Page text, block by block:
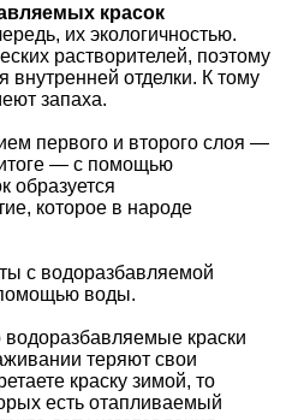
красок
их экологичностью.
растворителей, поэтому
внутренней отделки. К тому
запаха.
первого и второго слоя —
— с помощью
образуется
которое в народе
с водоразбавляемой
воды.
водоразбавляемые краски
теряют свои
краску зимой, то
есть отапливаемый